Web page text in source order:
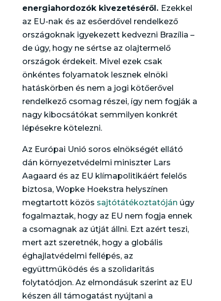
energiahordozók kivezetéséről. Ezekkel
az EU-nak és az esőerdővel rendelkező
országoknak igyekezett kedvezni Brazília –
de úgy, hogy ne sértse az olajtermelő
országok érdekeit. Mivel ezek csak
önkéntes folyamatok lesznek elnöki
hatáskörben és nem a jogi kötőerővel
rendelkező csomag részei, így nem fogják a
nagy kibocsátókat semmilyen konkrét
lépésekre kötelezni.
Az Európai Unió soros elnökségét ellátó
dán környezetvédelmi miniszter Lars
Aagaard és az EU klímapolitikáért felelős
biztosa, Wopke Hoekstra helyszínen
megtartott közös sajtótátékoztatóján úgy
fogalmaztak, hogy az EU nem fogja ennek
a csomagnak az útját állni. Ezt azért teszi,
mert azt szeretnék, hogy a globális
éghajlatvédelmi fellépés, az
együttműködés és a szolidaritás
folytatódjon. Az elmondásuk szerint az EU
készen áll támogatást nyújtani a